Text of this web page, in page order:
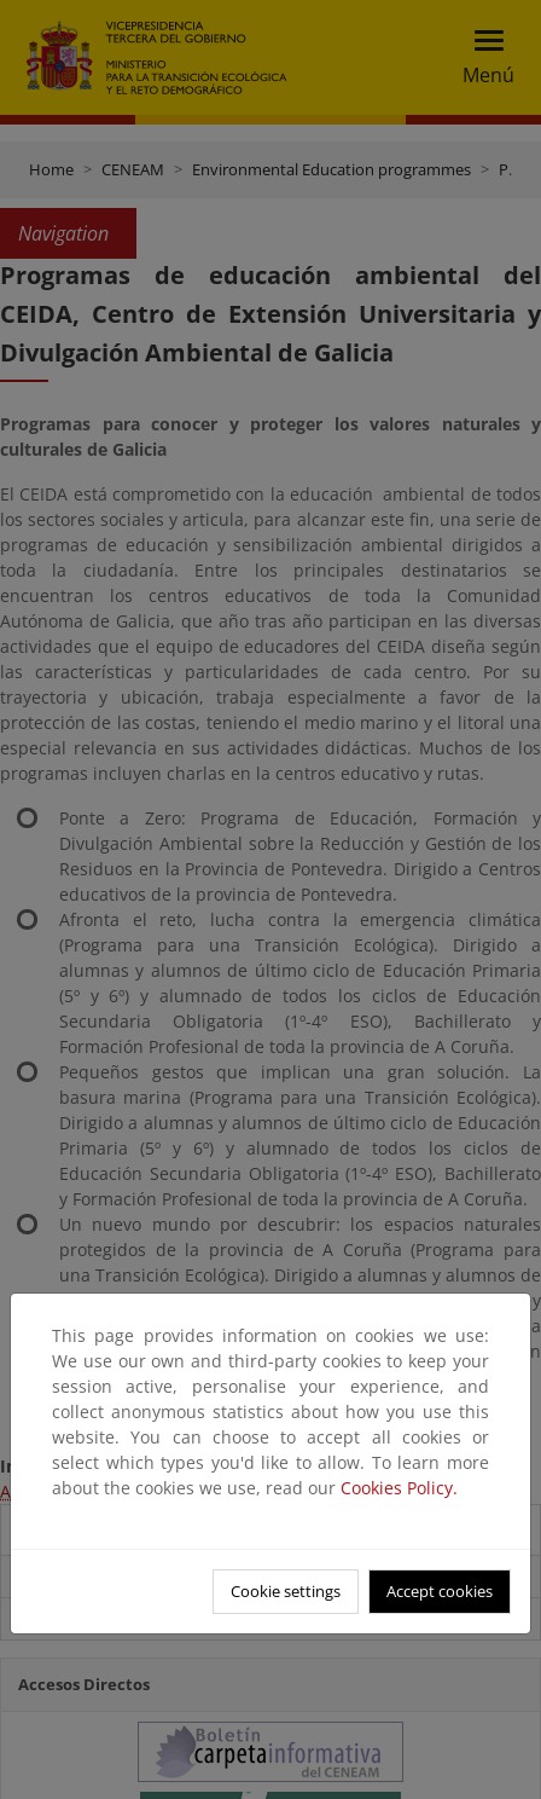
Menú
Home CENEAM Environmental Education programmes Programmes with other bodies
Navigation
Programas de educación ambiental del
CEIDA, Centro de Extensión Universitaria y
Divulgación Ambiental de Galicia
Programas para conocer y proteger los valores naturales y
culturales de Galicia
El CEIDA está comprometido con la educación ambiental de todos
los sectores sociales y articula, para alcanzar este fin, una serie de
programas de educación y sensibilización ambiental dirigidos a
toda la ciudadanía. Entre los principales destinatarios se
encuentran los centros educativos de toda la Comunidad
Autónoma de Galicia, que año tras año participan en las diversas
actividades que el equipo de educadores del CEIDA diseña según
las características y particularidades de cada centro. Por su
trayectoria y ubicación, trabaja especialmente a favor de la
protección de las costas, teniendo el medio marino y el litoral una
especial relevancia en sus actividades didácticas. Muchos de los
programas incluyen charlas en la centros educativo y rutas.
Ponte a Zero: Programa de Educación, Formación y
Divulgación Ambiental sobre la Reducción y Gestión de los
Residuos en la Provincia de Pontevedra. Dirigido a Centros
educativos de la provincia de Pontevedra.
Afronta el reto, lucha contra la emergencia climática
(Programa para una Transición Ecológica). Dirigido a
alumnas y alumnos de último ciclo de Educación Primaria
(5º y 6º) y alumnado de todos los ciclos de Educación
Secundaria Obligatoria (1º-4º ESO), Bachillerato y
Formación Profesional de toda la provincia de A Coruña.
Pequeños gestos que implican una gran solución. La
basura marina (Programa para una Transición Ecológica).
Dirigido a alumnas y alumnos de último ciclo de Educación
Primaria (5º y 6º) y alumnado de todos los ciclos de
Educación Secundaria Obligatoria (1º-4º ESO), Bachillerato
y Formación Profesional de toda la provincia de A Coruña.
Un nuevo mundo por descubrir: los espacios naturales
protegidos de la provincia de A Coruña (Programa para
una Transición Ecológica). Dirigido a alumnas y alumnos de
último ciclo de Educación Primaria (5º y 6º de Primaria) y
alumnado de todos los ciclos de Educación Secundaria
Obligatoria (1º-4º ESO), Bachillerato y Formación
Profesional de toda la provincia de A Coruña.
Información:
Acceso a la página web del programa
Carpeta Informativa del CENEAM.
Suscríbete a la Carpeta Informativa del Ceneam
Accesos Directos
This page provides information on cookies we use:
We use our own and third-party cookies to keep your
session active, personalise your experience, and
collect anonymous statistics about how you use this
website. You can choose to accept all cookies or
select which types you'd like to allow. To learn more
about the cookies we use, read our Cookies Policy.
Cookie settings Accept cookies